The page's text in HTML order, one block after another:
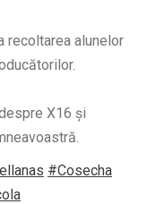
recoltarea alunelor
X16 și
#Cosecha